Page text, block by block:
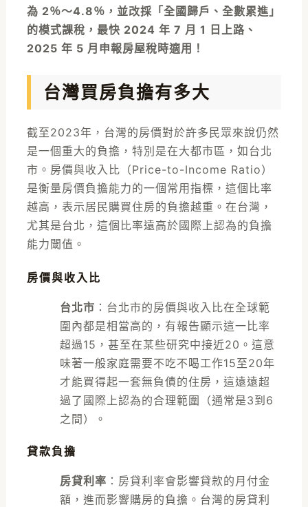
為 2％～4.8％，並改採「全國歸戶、全數累進」
的模式課稅，最快 2024 年 7 月 1 日上路、
2025 年 5 月申報房屋稅時適用！
台灣買房負擔有多大
截至2023年，台灣的房價對於許多民眾來說仍然
是一個重大的負擔，特別是在大都市區，如台北
市。房價與收入比（Price-to-Income Ratio）
是衡量房價負擔能力的一個常用指標，這個比率
越高，表示居民購買住房的負擔越重。在台灣，
尤其是台北，這個比率遠高於國際上認為的負擔
能力閾值。
房價與收入比
台北市 ：台北市的房價與收入比在全球範
圍內都是相當高的，有報告顯示這一比率
超過15，甚至在某些研究中接近20。這意
味著一般家庭需要不吃不喝工作15至20年
才能買得起一套無負債的住房，這遠遠超
過了國際上認為的合理範圍（通常是3到6
之間）。
貸款負擔
房貸利率 ：房貸利率會影響貸款的月付金
額，進而影響購房的負擔。台灣的房貸利